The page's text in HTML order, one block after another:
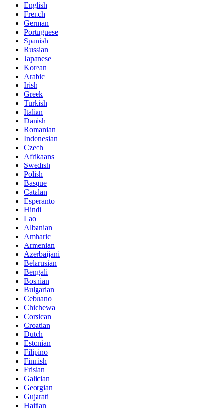
English
French
German
Portuguese
Spanish
Russian
Japanese
Korean
Arabic
Irish
Greek
Turkish
Italian
Danish
Romanian
Indonesian
Czech
Afrikaans
Swedish
Polish
Basque
Catalan
Esperanto
Hindi
Lao
Albanian
Amharic
Armenian
Azerbaijani
Belarusian
Bengali
Bosnian
Bulgarian
Cebuano
Chichewa
Corsican
Croatian
Dutch
Estonian
Filipino
Finnish
Frisian
Galician
Georgian
Gujarati
Haitian